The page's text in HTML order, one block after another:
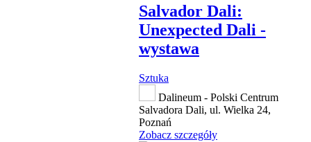
Salvador Dali:
Unexpected Dali -
wystawa
Sztuka
Dalineum - Polski Centrum
Salvadora Dali, ul. Wielka 24,
Poznań
Zobacz szczegóły